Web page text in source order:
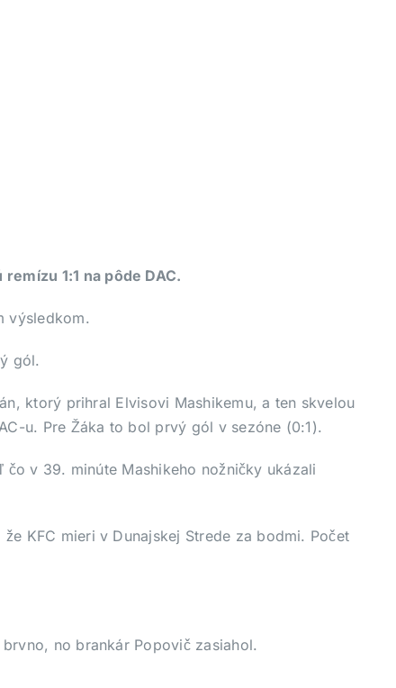
1:1 na pôde DAC.
výsledkom.
gól.
ktorý prihral Elvisovi Mashikemu, a ten skvelou
u. Pre Žáka to bol prvý gól v sezóne (0:1).
v 39. minúte Mashikeho nožničky ukázali
KFC mieri v Dunajskej Strede za bodmi. Počet
no brankár Popovič zasiahol.